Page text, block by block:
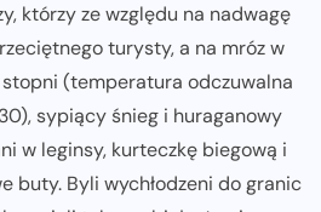
którzy ze względu na nadwagę
turysty, a na mróz w
(temperatura odczuwalna
sypiący śnieg i huraganowy
w leginsy, kurteczkę biegową i
buty. Byli wychłodzeni do granic